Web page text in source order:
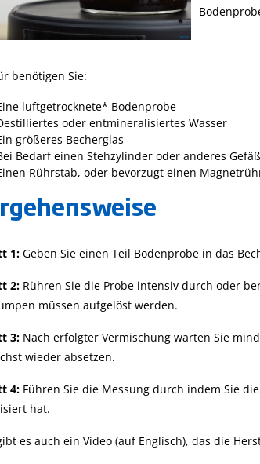
Photometer der
HI833xx-Serie, der
kalibrieren.
benötigen Sie:
luftgetrocknete* Bodenprobe
oder entmineralisiertes Wasser
größeres Becherglas
Bedarf einen Stehzylinder oder anderes
Rührstab, oder bevorzugt einen
1: Geben Sie einen Teil Bodenprobe in das
2: Rühren Sie die Probe intensiv durch oder
müssen aufgelöst werden.
3: Nach erfolgter Vermischung warten Sie
wieder absetzen.
4: Führen Sie die Messung durch indem Sie
hat.
es auch ein Video (auf Englisch), das die